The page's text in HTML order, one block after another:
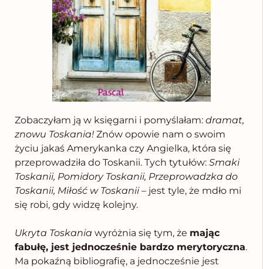
Zobaczyłam ją w księgarni i pomyślałam: dramat,
znowu Toskania! Znów opowie nam o swoim
życiu jakaś Amerykanka czy Angielka, która się
przeprowadziła do Toskanii. Tych tytułów: Smaki
Toskanii, Pomidory Toskanii, Przeprowadzka do
Toskanii, Miłość w Toskanii– jest tyle, że mdło mi
się robi, gdy widzę kolejny.
.
Ukryta Toskania wyróżnia się tym, że mając
fabułę, jest jednocześnie bardzo merytoryczna.
Ma pokaźną bibliografię, a jednocześnie jest